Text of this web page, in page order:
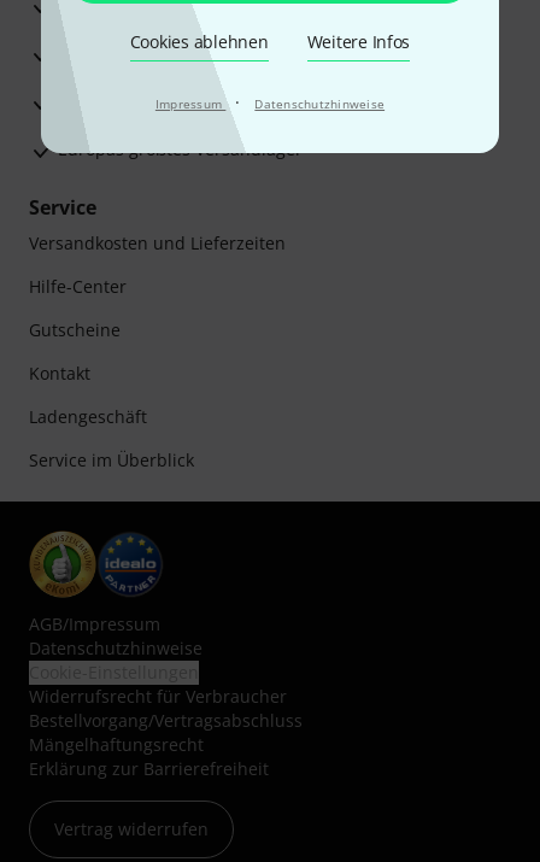
Cookies ablehnen Weitere Infos
Impressum · Datenschutzhinweise
Beratung durch Fachexperten
Zufriedenheitsgarantie
Europas größtes Versandlager
Service
Versandkosten und Lieferzeiten
Hilfe-Center
Gutscheine
Kontakt
Ladengeschäft
Service im Überblick
AGB/Impressum
Datenschutzhinweise
Widerrufsrecht für Verbraucher
Bestellvorgang/Vertragsabschluss
Mängelhaftungsrecht
Erklärung zur Barrierefreiheit
Vertrag widerrufen